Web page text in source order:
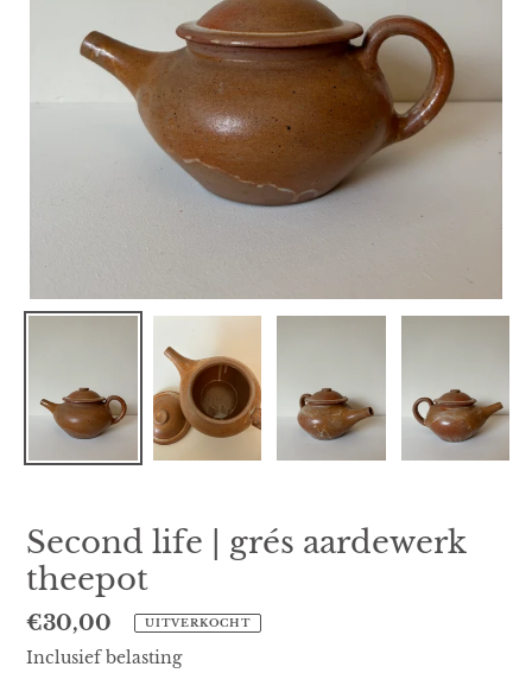
Second life | grés aardewerk
theepot
Normale
prijs
€30,00 UITVERKOCHT
Inclusief belasting